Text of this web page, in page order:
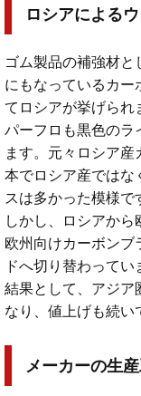
ロシアによる
ゴム製品の補強材
にもなっているカー
てロシアが挙げられ
パーフロも黒色のラ
ます。元々ロシア
本でロシア産ではな
スは多かった模様で
しかし、ロシアから
欧州向けカーボンブ
ドへ切り替わってい
結果として、アジア
なり、値上げも続い
メーカーの生